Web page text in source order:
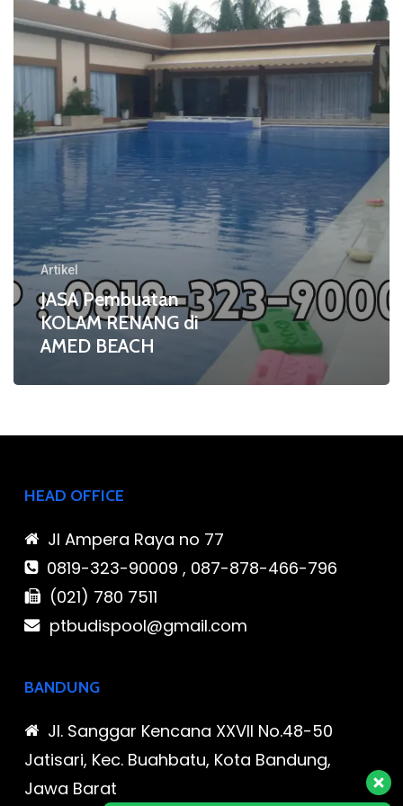
di
AMED
BEACH
Artikel
JASA Pembuatan
KOLAM RENANG di
AMED BEACH
HEAD OFFICE
Jl Ampera Raya no 77
0819-323-90009 , 087-878-466-796
(021) 780 7511
ptbudispool@gmail.com
BANDUNG
Jl. Sanggar Kencana XXVII No.48-50
Jatisari, Kec. Buahbatu, Kota Bandung,
Jawa Barat